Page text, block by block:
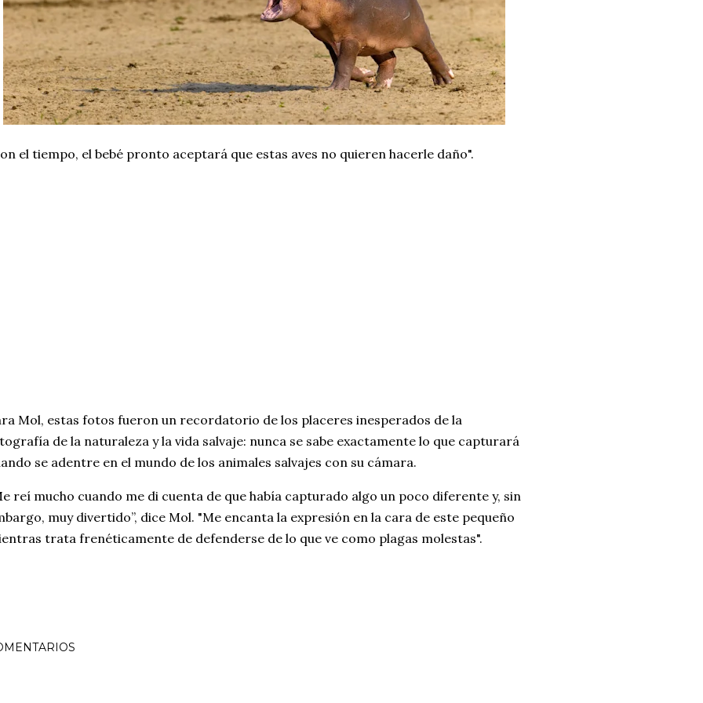
el tiempo, el bebé pronto aceptará que estas aves no quieren hacerle daño".
Mol, estas fotos fueron un recordatorio de los placeres inesperados de la
de la naturaleza y la vida salvaje: nunca se sabe exactamente lo que capturará
se adentre en el mundo de los animales salvajes con su cámara.
reí mucho cuando me di cuenta de que había capturado algo un poco diferente y, sin
muy divertido”, dice Mol. "Me encanta la expresión en la cara de este pequeño
trata frenéticamente de defenderse de lo que ve como plagas molestas".